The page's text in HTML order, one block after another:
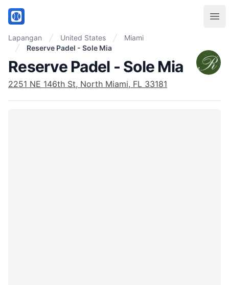
PadelMix
Lapangan United States
Miami
Reserve Padel - Sole Mia
Reserve Padel - Sole Mia
2251 NE 146th St, North Miami, FL 33181